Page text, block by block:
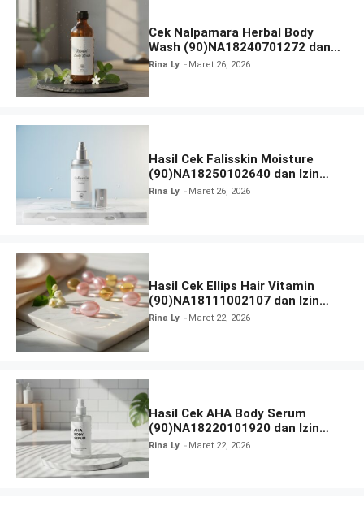
Cek Nalpamara Herbal Body
Wash (90)NA18240701272 dan
Izin Bpom
Rina Ly Maret 26, 2026
Hasil Cek Falisskin Moisture
(90)NA18250102640 dan Izin
BPOM
Rina Ly Maret 26, 2026
Hasil Cek Ellips Hair Vitamin
(90)NA18111002107 dan Izin
BPOM
Rina Ly Maret 22, 2026
Hasil Cek AHA Body Serum
(90)NA18220101920 dan Izin
BPOM
Rina Ly Maret 22, 2026